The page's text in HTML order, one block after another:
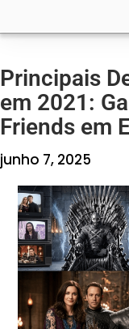
Principais
em 2021:
Friends em
junho 7, 2025